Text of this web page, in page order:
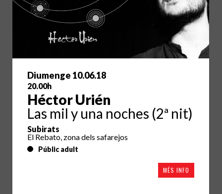
Diumenge 10.06.18
20.00h
Héctor Urién
Las mil y una noches (2ª nit)
Subirats
El Rebato, zona dels safarejos
Públic adult
MÉS INFO